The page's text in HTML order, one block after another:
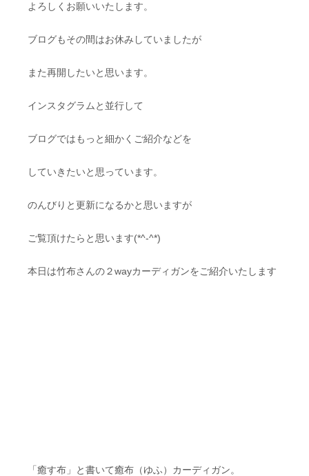
よろしくお願いいたします。
ブログもその間はお休みしていましたが
また再開したいと思います。
インスタグラムと並行して
ブログではもっと細かくご紹介などを
していきたいと思っています。
のんびりと更新になるかと思いますが
ご覧頂けたらと思います(*^-^*)
本日は竹布さんの２wayカーディガンをご紹介いたします
「癒す布」と書いて癒布（ゆふ）カーディガン。